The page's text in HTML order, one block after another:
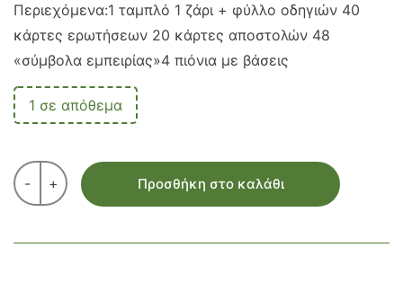
Περιεχόμενα:1 ταμπλό 1 ζάρι + φύλλο οδηγιών 40
κάρτες ερωτήσεων 20 κάρτες αποστολών 48
«σύμβολα εμπειρίας»4 πιόνια με βάσεις
1 σε απόθεμα
- + Προσθήκη στο καλάθι